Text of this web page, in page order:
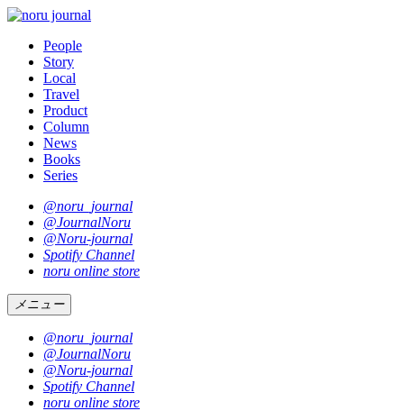
People
Story
Local
Travel
Product
Column
News
Books
Series
@noru_journal
@JournalNoru
@Noru-journal
Spotify Channel
noru online store
メニュー
@noru_journal
@JournalNoru
@Noru-journal
Spotify Channel
noru online store